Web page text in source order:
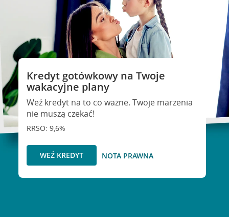
Kredyt gotówkowy na Twoje
wakacyjne plany
Weź kredyt na to co ważne. Twoje marzenia
nie muszą czekać!
RRSO: 9,6%
WEŹ KREDYT NOTA PRAWNA